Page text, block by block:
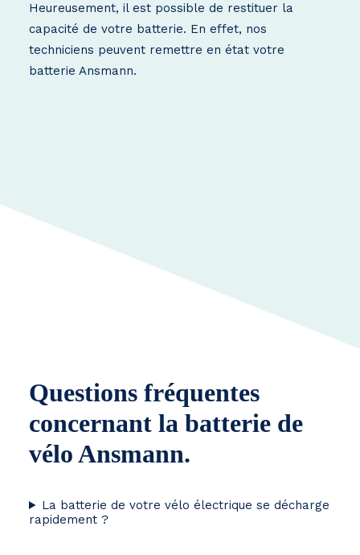
Heureusement, il est possible de restituer la
capacité de votre batterie. En effet, nos
techniciens peuvent remettre en état votre
batterie Ansmann.
Questions fréquentes
concernant la batterie de
vélo Ansmann.
La batterie de votre vélo électrique se décharge
rapidement ?